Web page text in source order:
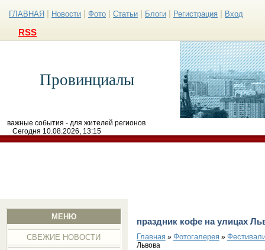
ГЛАВНАЯ Новости Фото Статьи Блоги Регистрация Вход
RSS
Провинциалы
важные события - для жителей регионов
Сегодня 10.08.2026, 13:15
МЕНЮ
СВЕЖИЕ НОВОСТИ
праздник кофе на улицах
Главная» Фотогалерея»
Львова